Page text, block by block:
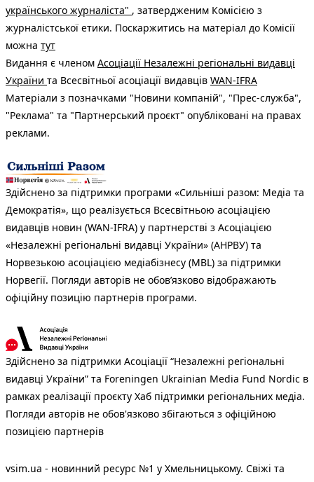
українського журналіста" , затвердженим Комісією з
журналістської етики. Поскаржитись на матеріал до Комісії
можна тут
Видання є членом Асоціації Незалежні регіональні видавці
України та Всесвітньої асоціації видавців WAN-IFRA
Матеріали з позначками "Новини компаній", "Прес-служба",
"Реклама" та "Партнерський проєкт" опубліковані на правах
реклами.
Здійснено за підтримки програми «Сильніші разом: Медіа та
Демократія», що реалізується Всесвітньою асоціацією
видавців новин (WAN-IFRA) у партнерстві з Асоціацією
«Незалежні регіональні видавці України» (АНРВУ) та
Норвезькою асоціацією медіабізнесу (MBL) за підтримки
Норвегії. Погляди авторів не обов’язково відображають
офіційну позицію партнерів програми.
Здійснено за підтримки Асоціації “Незалежні регіональні
видавці України” та Foreningen Ukrainian Media Fund Nordic в
рамках реалізації проєкту Хаб підтримки регіональних медіа.
Погляди авторів не обов'язково збігаються з офіційною
позицією партнерів
vsim.ua - новинний ресурс №1 у Хмельницькому. Свіжі та